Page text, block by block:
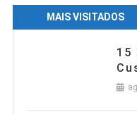
MAIS VISITADOS
15 Melhores Notebooks